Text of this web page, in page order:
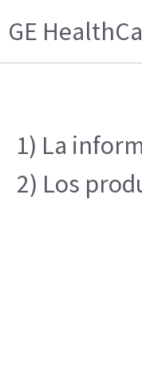
GE
1) La
2) Los